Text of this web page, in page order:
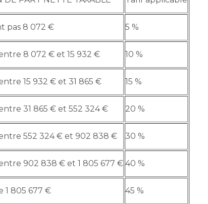
pas 8 072 € 5 %
8 072 € et 15 932 € 10 %
15 932 € et 31 865 € 15 %
31 865 € et 552 324 € 20 %
552 324 € et 902 838 € 30 %
902 838 € et 1 805 677 € 40 %
1 805 677 € 45 %